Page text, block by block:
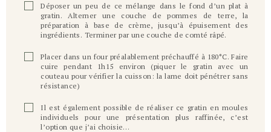
Déposer un peu de ce mélange dans le fond d’un plat à
gratin. Alterner une couche de pommes de terre, la
préparation à base de crème, jusqu’à épuisement des
ingrédients. Terminer par une couche de comté râpé.
Placer dans un four préalablement préchauffé à 180°C. Faire
cuire pendant 1h15 environ (piquer le gratin avec un
couteau pour vérifier la cuisson: la lame doit pénétrer sans
résistance)
Il est également possible de réaliser ce gratin en moules
individuels pour une présentation plus raffinée, c’est
l’option que j’ai choisie…